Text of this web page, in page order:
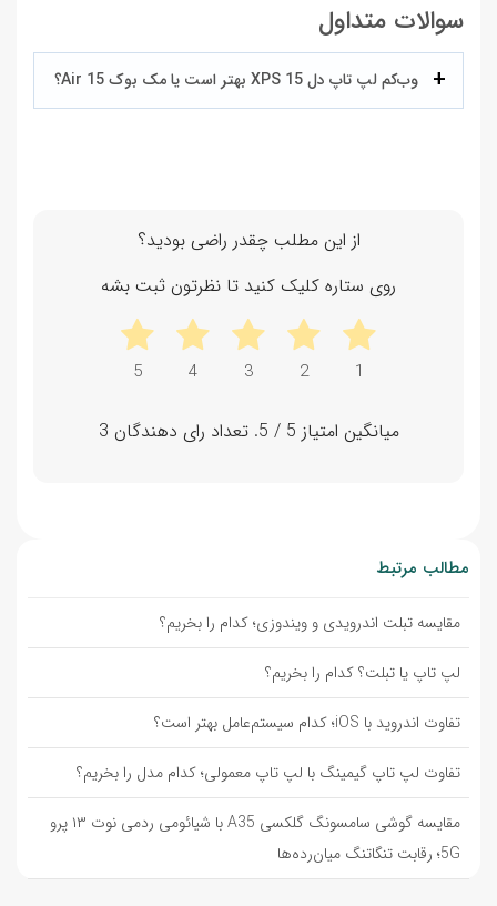
سوالات متداول
وب‌کم لپ تاپ دل XPS 15 بهتر است یا مک بوک Air 15؟
از این مطلب چقدر راضی بودید؟
روی ستاره کلیک کنید تا نظرتون ثبت بشه
میانگین امتیاز 5 / 5. تعداد رای دهندگان 3
مطالب مرتبط
مقایسه تبلت اندرویدی و ویندوزی؛ کدام را بخریم؟
لپ تاپ یا تبلت؟ کدام را بخریم؟
تفاوت اندروید با iOS؛ کدام سیستم‌عامل بهتر است؟
تفاوت لپ تاپ گیمینگ با لپ تاپ معمولی؛ کدام مدل را بخریم؟
مقایسه گوشی سامسونگ گلکسی A35 با شیائومی ردمی نوت ۱۳ پرو
5G؛ رقابت تنگاتنگ میان‌رده‌ها